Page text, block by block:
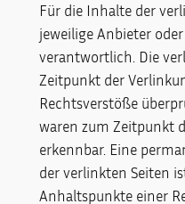
Für die Inhalte der
jeweilige Anbieter
verantwortlich. Die
Zeitpunkt der
Rechtsverstöße
waren zum Zeitpunkt
erkennbar. Eine
der verlinkten Seiten
Anhaltspunkte einer